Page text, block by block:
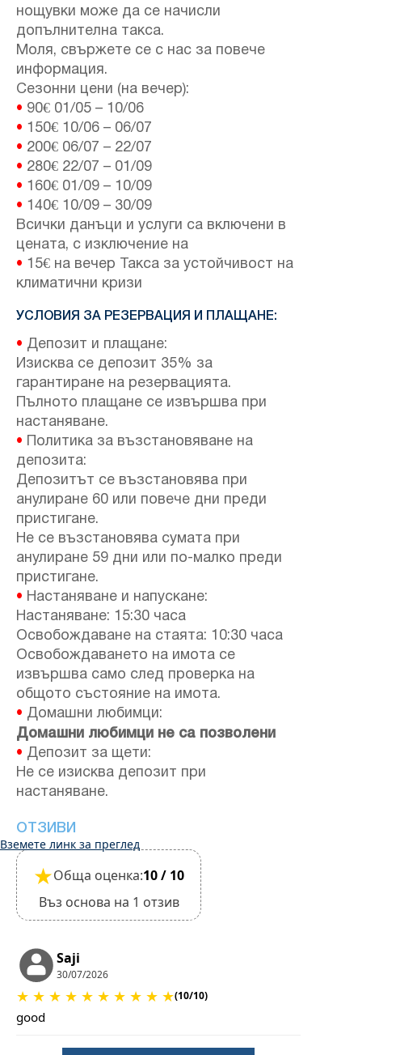
нощувки може да се начисли
допълнителна такса.
Моля, свържете се с нас за повече
информация.
Сезонни цени (на вечер):
• 90€ 01/05 – 10/06
• 150€ 10/06 – 06/07
• 200€ 06/07 – 22/07
• 280€ 22/07 – 01/09
• 160€ 01/09 – 10/09
• 140€ 10/09 – 30/09
Всички данъци и услуги са включени в
цената, с изключение на
• 15€ на вечер Такса за устойчивост на
климатични кризи
УСЛОВИЯ ЗА РЕЗЕРВАЦИЯ И ПЛАЩАНЕ:
• Депозит и плащане:
Изисква се депозит 35% за
гарантиране на резервацията.
Пълното плащане се извършва при
настаняване.
• Политика за възстановяване на
депозита:
Депозитът се възстановява при
анулиране 60 или повече дни преди
пристигане.
Не се възстановява сумата при
анулиране 59 дни или по-малко преди
пристигане.
• Настаняване и напускане:
Настаняване: 15:30 часа
Освобождаване на стаята: 10:30 часа
Освобождаването на имота се
извършва само след проверка на
общото състояние на имота.
• Домашни любимци:
Домашни любимци не са позволени
• Депозит за щети:
Не се изисква депозит при
настаняване.
ОТЗИВИ
Вземете линк за преглед
★Обща оценка:10 / 10
Въз основа на 1 отзив
Saji
30/07/2026
★ ★ ★ ★ ★ ★ ★ ★ ★ ★(10/10)
good